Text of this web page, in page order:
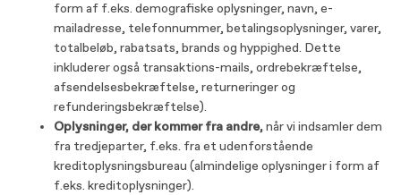
form af f.eks. demografiske oplysninger, navn, e-
mailadresse, telefonnummer, betalingsoplysninger, varer,
totalbeløb, rabatsats, brands og hyppighed. Dette
inkluderer også transaktions-mails, ordrebekræftelse,
afsendelsesbekræftelse, returneringer og
refunderingsbekræftelse).
Oplysninger, der kommer fra andre,når vi indsamler dem
fra tredjeparter, f.eks. fra et udenforstående
kreditoplysningsbureau (almindelige oplysninger i form af
f.eks. kreditoplysninger).